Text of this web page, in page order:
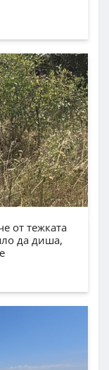
от тежката
да диша,